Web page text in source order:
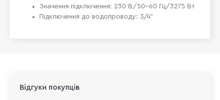
Значення підключення: 230 В/50-60 Гц/3275 Вт
Підключення до водопроводу: 3/4”
Відгуки покупців